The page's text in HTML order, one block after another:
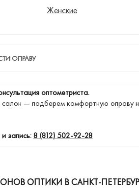
Женские
ОПРАВУ
оптометриста.
салон — подберем комфортную оправу
запись:8 (812) 502-92-28
ОПТИКИ В САНКТ-